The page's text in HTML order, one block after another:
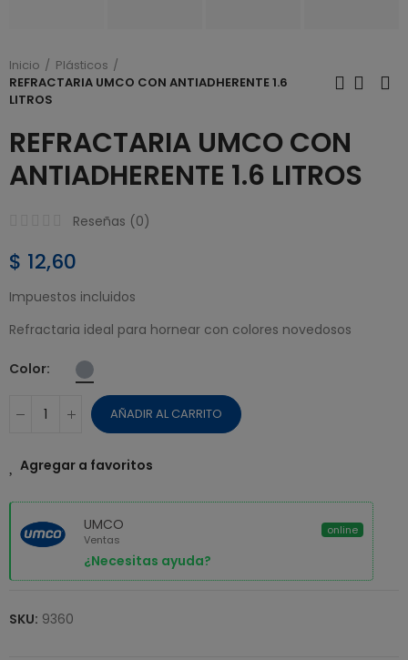
Inicio
Plásticos
REFRACTARIA UMCO CON ANTIADHERENTE 1.6
LITROS
REFRACTARIA UMCO CON
ANTIADHERENTE 1.6 LITROS
Reseñas (0)
$ 12,60
Impuestos incluidos
Refractaria ideal para hornear con colores novedosos
Color
AÑADIR AL CARRITO
Agregar a favoritos
UMCO
Ventas
¿Necesitas ayuda?
online
SKU: 9360